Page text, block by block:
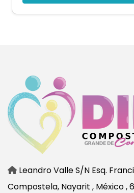
Leandro Valle S/N Esq.
Compostela, Nayarit , México ,